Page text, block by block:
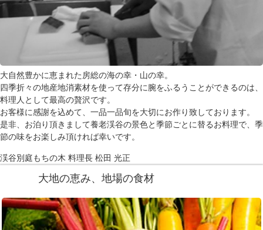
大自然豊かに恵まれた房総の海の幸・山の幸。
四季折々の地産地消素材を使って存分に腕をふるうことができるのは、
料理人として最高の贅沢です。
お客様に感謝を込めて、一品一品旬を大切にお作り致しております。
是非、お泊り頂きまして養老渓谷の景色と季節ごとに替るお料理で、季
節の味をお楽しみ頂ければ幸いです。
渓谷別庭もちの木 料理長 松田 光正
大地の恵み、地場の食材